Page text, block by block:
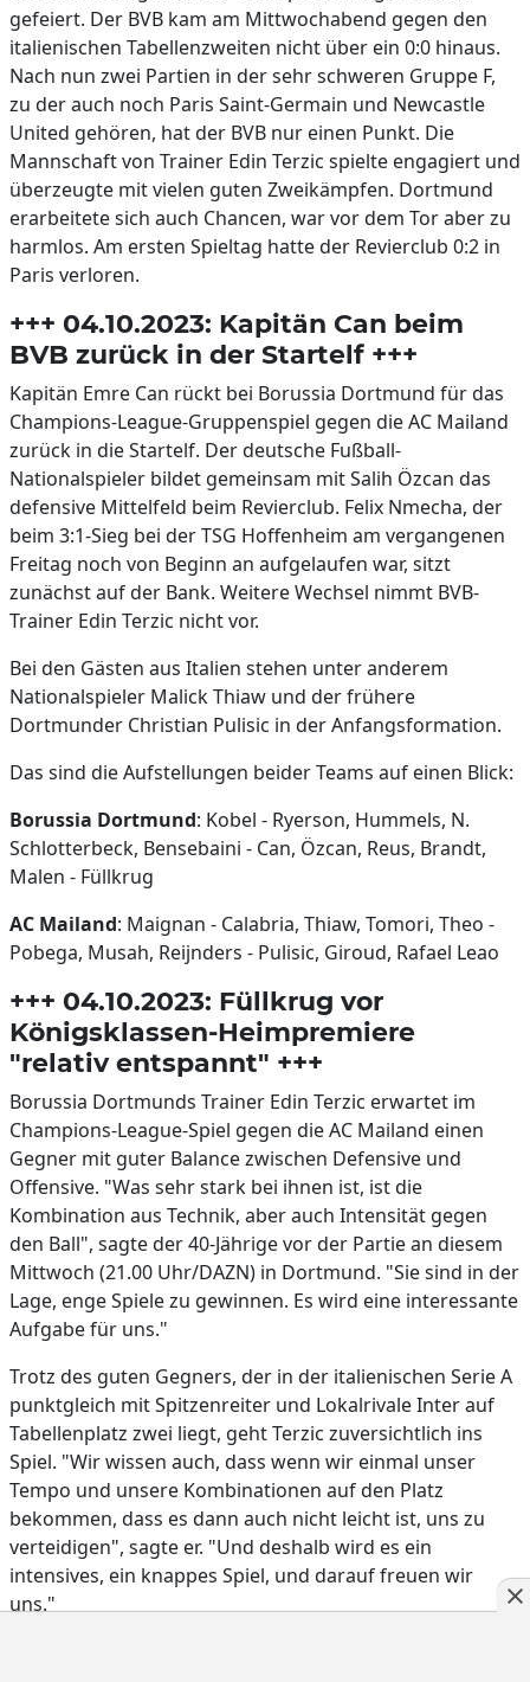
gefeiert. Der BVB kam am Mittwochabend gegen den
italienischen Tabellenzweiten nicht über ein 0:0 hinaus.
Nach nun zwei Partien in der sehr schweren Gruppe F,
zu der auch noch Paris Saint-Germain und Newcastle
United gehören, hat der BVB nur einen Punkt. Die
Mannschaft von Trainer Edin Terzic spielte engagiert und
überzeugte mit vielen guten Zweikämpfen. Dortmund
erarbeitete sich auch Chancen, war vor dem Tor aber zu
harmlos. Am ersten Spieltag hatte der Revierclub 0:2 in
Paris verloren.
+++ 04.10.2023: Kapitän Can beim
BVB zurück in der Startelf +++
Kapitän Emre Can rückt bei Borussia Dortmund für das
Champions-League-Gruppenspiel gegen die AC Mailand
zurück in die Startelf. Der deutsche Fußball-
Nationalspieler bildet gemeinsam mit Salih Özcan das
defensive Mittelfeld beim Revierclub. Felix Nmecha, der
beim 3:1-Sieg bei der TSG Hoffenheim am vergangenen
Freitag noch von Beginn an aufgelaufen war, sitzt
zunächst auf der Bank. Weitere Wechsel nimmt BVB-
Trainer Edin Terzic nicht vor.
Bei den Gästen aus Italien stehen unter anderem
Nationalspieler Malick Thiaw und der frühere
Dortmunder Christian Pulisic in der Anfangsformation.
Das sind die Aufstellungen beider Teams auf einen Blick:
Borussia Dortmund: Kobel - Ryerson, Hummels, N.
Schlotterbeck, Bensebaini - Can, Özcan, Reus, Brandt,
Malen - Füllkrug
AC Mailand: Maignan - Calabria, Thiaw, Tomori, Theo -
Pobega, Musah, Reijnders - Pulisic, Giroud, Rafael Leao
+++ 04.10.2023: Füllkrug vor
Königsklassen-Heimpremiere
"relativ entspannt" +++
Borussia Dortmunds Trainer Edin Terzic erwartet im
Champions-League-Spiel gegen die AC Mailand einen
Gegner mit guter Balance zwischen Defensive und
Offensive. "Was sehr stark bei ihnen ist, ist die
Kombination aus Technik, aber auch Intensität gegen
den Ball", sagte der 40-Jährige vor der Partie an diesem
Mittwoch (21.00 Uhr/DAZN) in Dortmund. "Sie sind in der
Lage, enge Spiele zu gewinnen. Es wird eine interessante
Aufgabe für uns."
Trotz des guten Gegners, der in der italienischen Serie A
punktgleich mit Spitzenreiter und Lokalrivale Inter auf
Tabellenplatz zwei liegt, geht Terzic zuversichtlich ins
Spiel. "Wir wissen auch, dass wenn wir einmal unser
Tempo und unsere Kombinationen auf den Platz
bekommen, dass es dann auch nicht leicht ist, uns zu
verteidigen", sagte er. "Und deshalb wird es ein
intensives, ein knappes Spiel, und darauf freuen wir
uns."